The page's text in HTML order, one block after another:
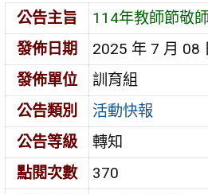
公告主旨
114年教師節敬
發佈日期
2025 年 7 月 08
發佈單位
訓育組
公告類別
活動快報
公告等級
轉知
點閱次數
370